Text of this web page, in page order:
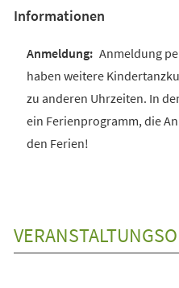
Informationen
Anmeldung
haben weitere
zu anderen Uhrzeiten. In
ein Ferienprogramm, die
den Ferien!